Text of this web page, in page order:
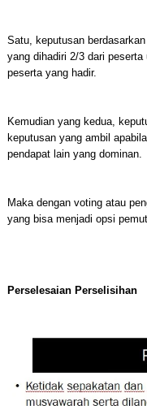
Satu, keputusan
yang dihadiri 2/3 dari
peserta yang hadir.
Kemudian yang kedua,
keputusan yang ambil
pendapat lain yang dominan.
Maka dengan voting atau
yang bisa menjadi opsi
Perselesaian Perselisihan